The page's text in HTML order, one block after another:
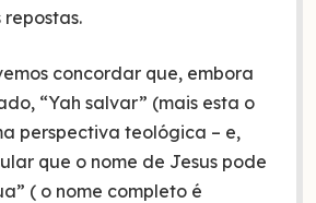
concordar que, embora
“Yah salvar” (mais esta o
perspectiva teológica – e,
que o nome de Jesus pode
( o nome completo é